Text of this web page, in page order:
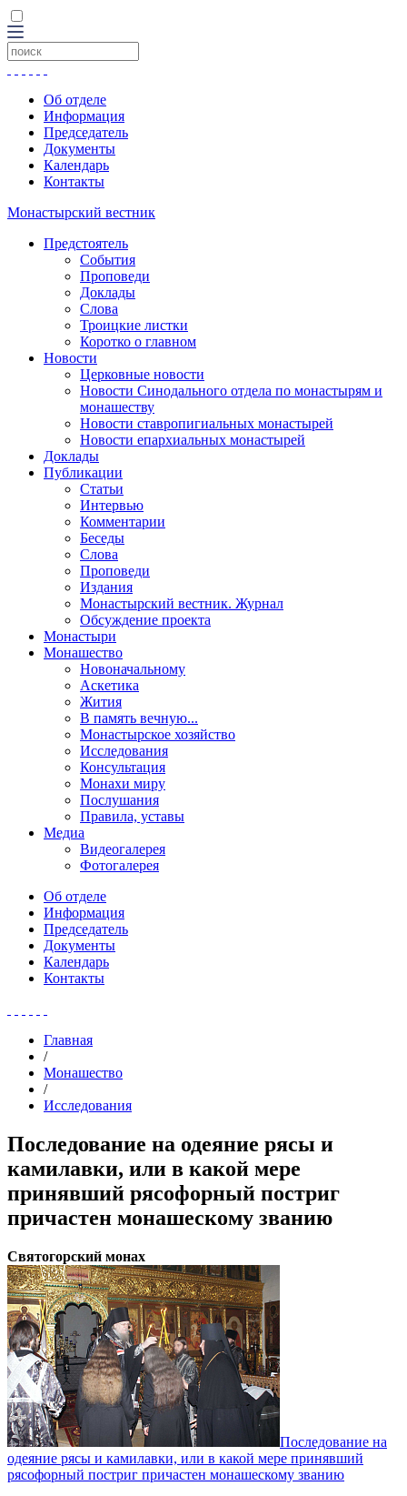
Об отделе
Информация
Председатель
Документы
Календарь
Контакты
Монастырский вестник
Предстоятель
События
Проповеди
Доклады
Слова
Троицкие листки
Коротко о главном
Новости
Церковные новости
Новости Синодального отдела по монастырям и
монашеству
Новости ставропигиальных монастырей
Новости епархиальных монастырей
Доклады
Публикации
Статьи
Интервью
Комментарии
Беседы
Слова
Проповеди
Издания
Монастырский вестник. Журнал
Обсуждение проекта
Монастыри
Монашество
Новоначальному
Аскетика
Жития
В память вечную...
Монастырское хозяйство
Исследования
Консультация
Монахи миру
Послушания
Правила, уставы
Медиа
Видеогалерея
Фотогалерея
Об отделе
Информация
Председатель
Документы
Календарь
Контакты
Главная
/
Монашество
/
Исследования
Последование на одеяние рясы и
камилавки, или в какой мере
принявший рясофорный постриг
причастен монашескому званию
Святогорский монах
Последование на
одеяние рясы и камилавки, или в какой мере принявший
рясофорный постриг причастен монашескому званию